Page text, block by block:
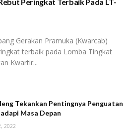
para peserta termasuk
Putra dan Putri
(TIM)
Gerakan Pramuka (Kwarcab)
terbaik pada Lomba Tingkat
Kwartir...
Tekankan Pentingnya Penguatan
Masa Depan
2022